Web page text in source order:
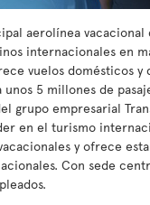
aerolínea vacacional
internacionales en
vuelos domésticos y
unos 5 millones de
grupo empresarial
en el turismo
y ofrece
Con sede